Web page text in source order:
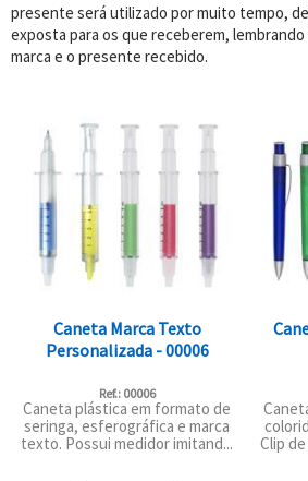
presente será utilizado por muito tempo,
exposta para os que receberem,
marca e o presente recebido.
Caneta Marca Texto
Personalizada - 00006
Ref.: 00006
Caneta plástica em formato de
seringa, esferográfica e marca
texto. Possui medidor imitand...
Clip